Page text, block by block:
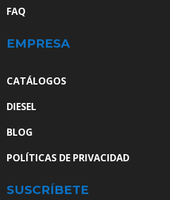
FAQ
EMPRESA
CATÁLOGOS
DIESEL
BLOG
POLÍTICAS DE PRIVACIDAD
SUSCRÍBETE